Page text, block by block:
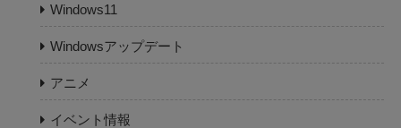
Windows11
Windowsアップデート
アニメ
イベント情報